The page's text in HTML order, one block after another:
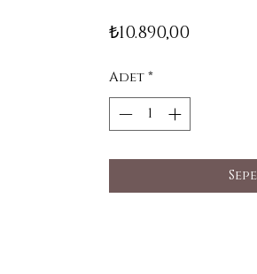
₺10.890,00Fiyat
Adet*